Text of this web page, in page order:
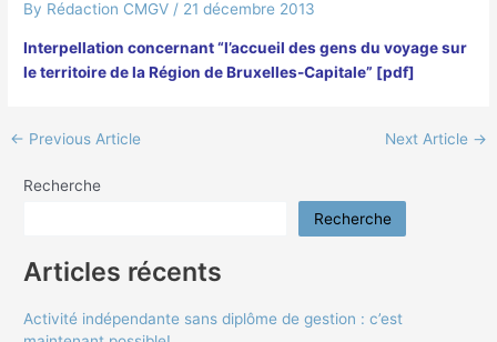
By Rédaction CMGV / 21 décembre 2013
Interpellation concernant “l’accueil des gens du voyage sur
le territoire de la Région de Bruxelles-Capitale” [pdf]
← Previous Article Next Article →
Recherche
Recherche
Articles récents
Activité indépendante sans diplôme de gestion : c’est